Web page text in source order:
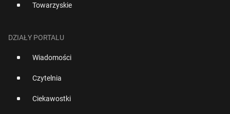
Towarzyskie
DZIAŁY PORTALU
Wiadomości
Czytelnia
Ciekawostki